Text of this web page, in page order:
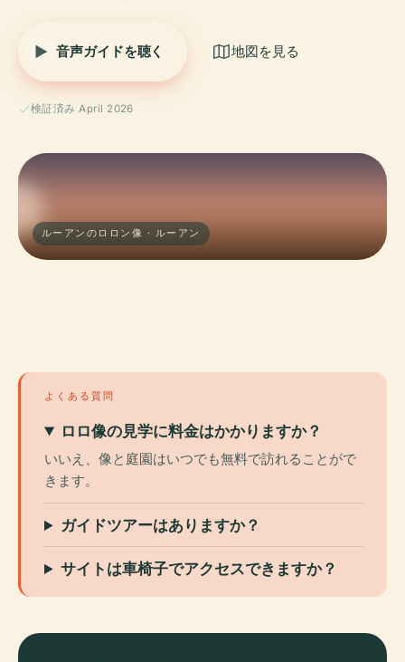
音声ガイドを聴く 地図を見る
検証済み April 2026
ルーアンのロロン像 · ルーアン
よくある質問
ロロ像の見学に料金はかかりますか？
いいえ、像と庭園はいつでも無料で訪れることがで
きます。
ガイドツアーはありますか？
サイトは車椅子でアクセスできますか？